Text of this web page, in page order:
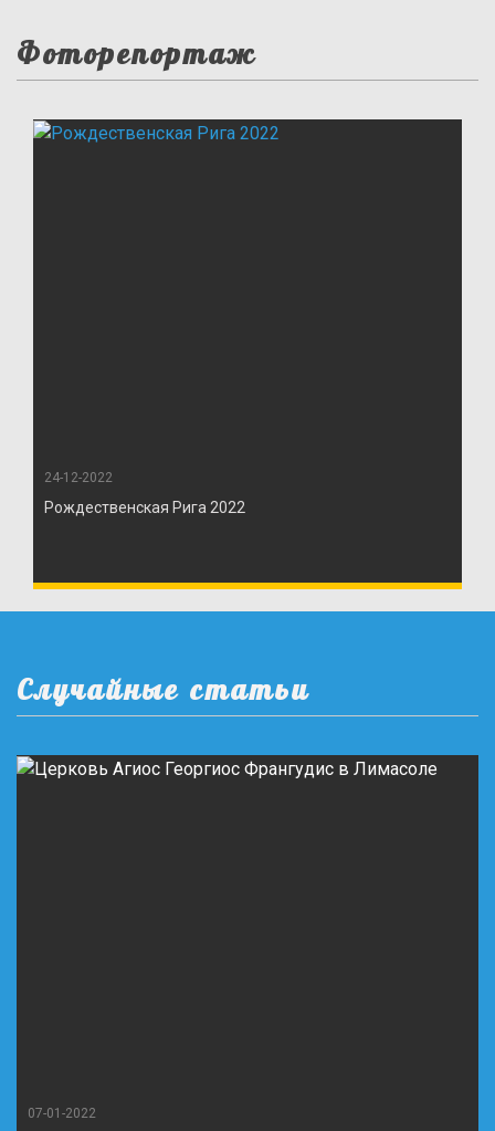
Фоторепортаж
24-12-2022
Рождественская Рига 2022
Случайные статьи
07-01-2022